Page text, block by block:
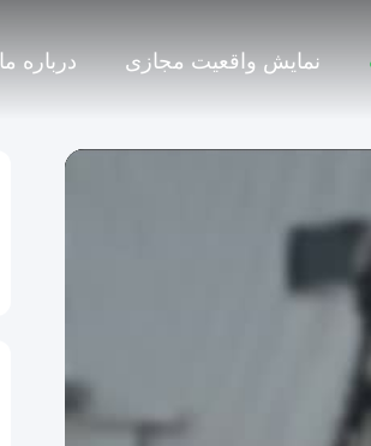
نمایش واقعیت مجازی درباره ما